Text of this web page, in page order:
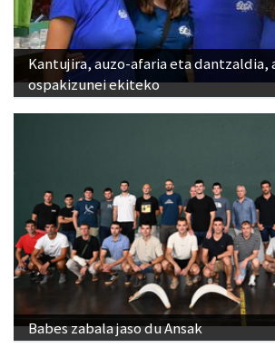
Kantujira, auzo-afaria eta dantzaldia,
ospakizunei ekiteko
Babes zabala jaso du Ansak